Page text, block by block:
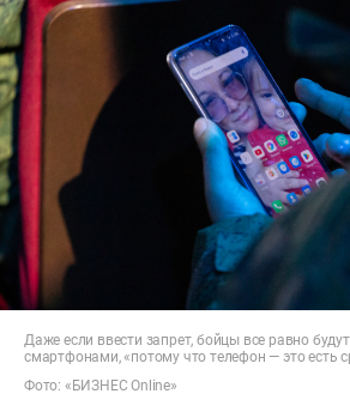
Даже если ввести запрет, бойцы все равно
смартфонами, «потому что телефон — это есть
Фото: «БИЗНЕС Online»